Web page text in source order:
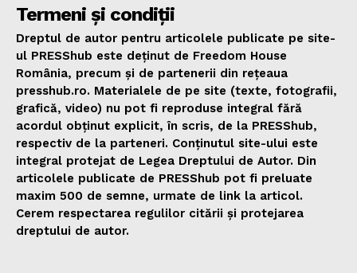
Termeni și condiții
Dreptul de autor pentru articolele publicate pe site-
ul PRESShub este deținut de Freedom House
România, precum și de partenerii din rețeaua
presshub.ro. Materialele de pe site (texte, fotografii,
grafică, video) nu pot fi reproduse integral fără
acordul obținut explicit, în scris, de la PRESShub,
respectiv de la parteneri. Conținutul site-ului este
integral protejat de Legea Dreptului de Autor. Din
articolele publicate de PRESShub pot fi preluate
maxim 500 de semne, urmate de link la articol.
Cerem respectarea regulilor citării și protejarea
dreptului de autor.